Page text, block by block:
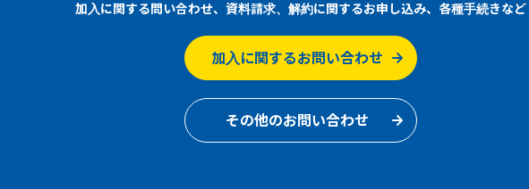
加入に関する問い合わせ、資料請求、解約に関するお申し込み、各種手続きなど
加入に関するお問い合わせ
その他のお問い合わせ